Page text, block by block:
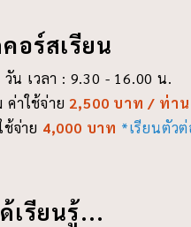
อร์สเรียน
วัน เวลา : 9.30 - 16.00 น.
ค่าใช้จ่าย 2,500 บาท / ท่าน
จ่าย 4,000 บาท *เรียนตัว
เรียนรู้...